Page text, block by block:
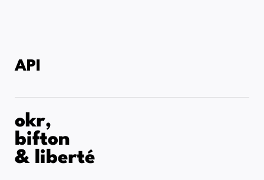
API
okr,
bifton
& liberté